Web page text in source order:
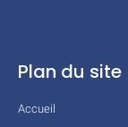
Plan du site
Accueil